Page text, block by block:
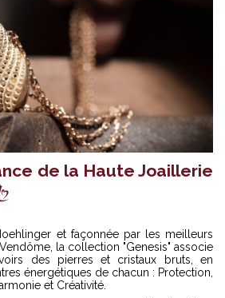
de la Haute Joaillerie
et façonnée par les meilleurs
la collection "Genesis" associe
des pierres et cristaux bruts, en
énergétiques de chacun : Protection,
et Créativité.